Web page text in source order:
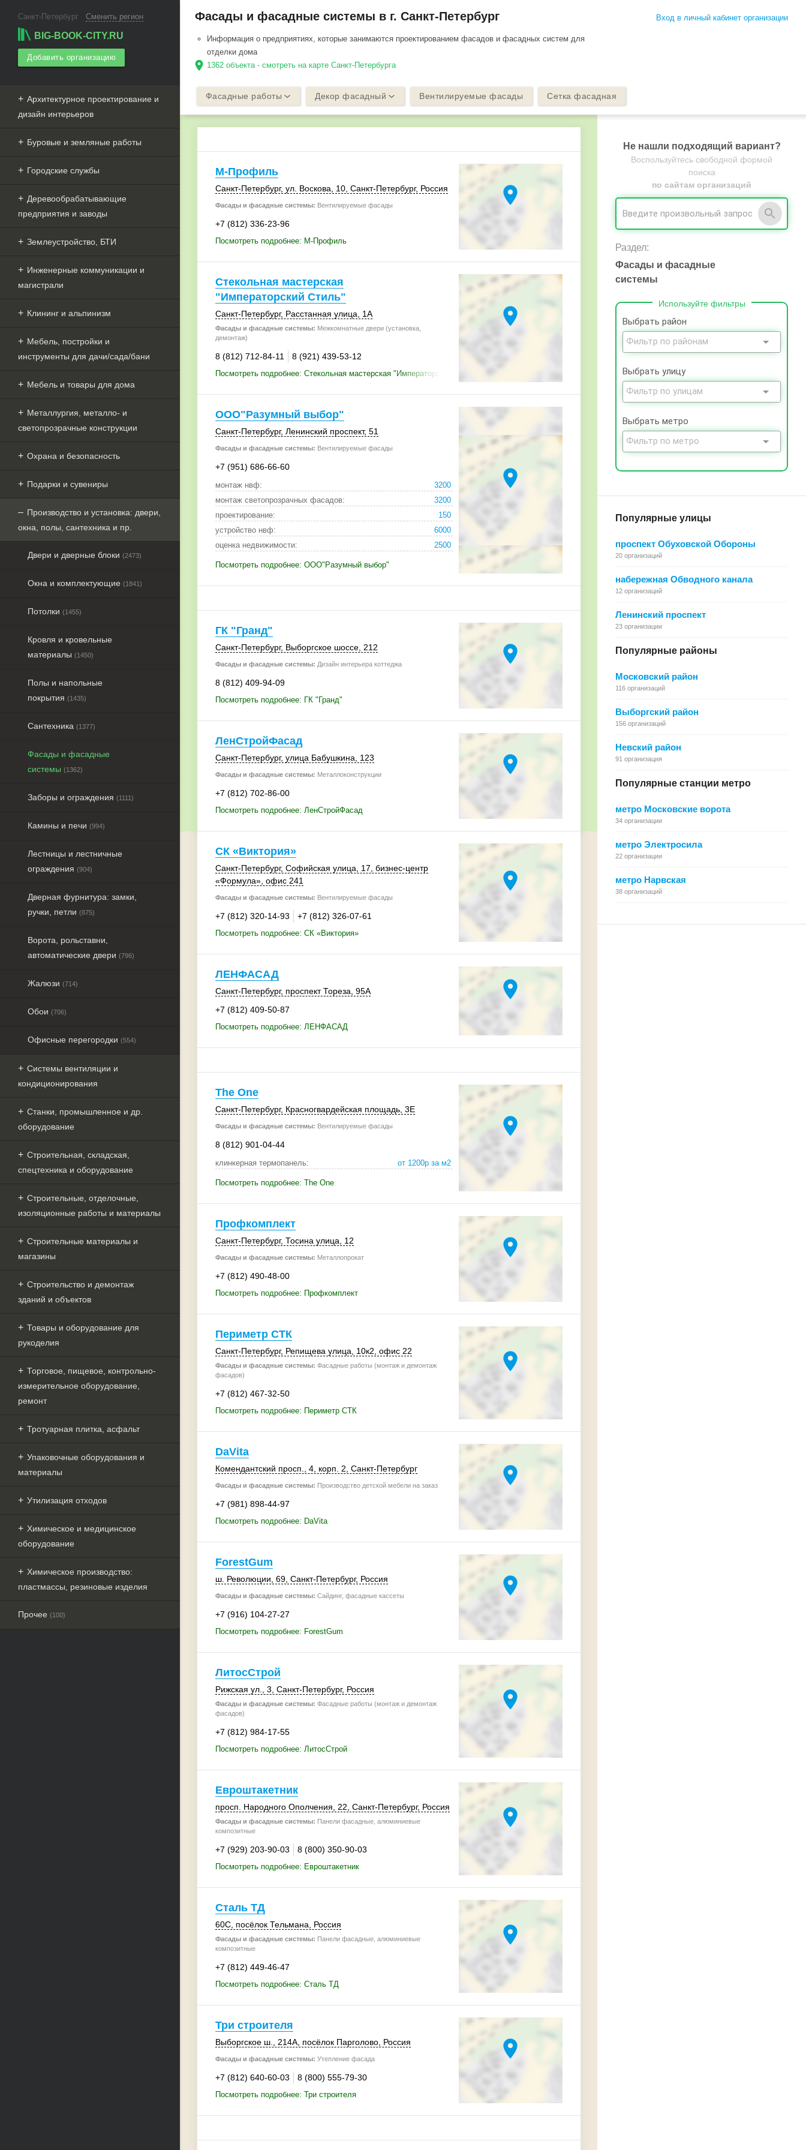
Санкт-Петербург Сменить регион
BIG-BOOK-CITY.RU
Добавить организацию
Архитектурное проектирование и
дизайн интерьеров
Буровые и земляные работы
Городские службы
Деревообрабатывающие
предприятия и заводы
Землеустройство, БТИ
Инженерные коммуникации и
магистрали
Клининг и альпинизм
Мебель, постройки и
инструменты для дачи/сада/бани
Мебель и товары для дома
Металлургия, металло- и
светопрозрачные конструкции
Охрана и безопасность
Подарки и сувениры
Производство и установка: двери,
окна, полы, сантехника и пр.
Двери и дверные блоки (2473)
Окна и комплектующие (1841)
Потолки (1455)
Кровля и кровельные
материалы (1450)
Полы и напольные
покрытия (1435)
Сантехника (1377)
Фасады и фасадные
системы (1362)
Заборы и ограждения (1111)
Камины и печи (994)
Лестницы и лестничные
ограждения (904)
Дверная фурнитура: замки,
ручки, петли (875)
Ворота, рольставни,
автоматические двери (796)
Жалюзи (714)
Обои (706)
Офисные перегородки (554)
Системы вентиляции и
кондиционирования
Станки, промышленное и др.
оборудование
Строительная, складская,
спецтехника и оборудование
Строительные, отделочные,
изоляционные работы и материалы
Строительные материалы и
магазины
Строительство и демонтаж
зданий и объектов
Товары и оборудование для
рукоделия
Торговое, пищевое, контрольно-
измерительное оборудование,
ремонт
Тротуарная плитка, асфальт
Упаковочные оборудования и
материалы
Утилизация отходов
Химическое и медицинское
оборудование
Химическое производство:
пластмассы, резиновые изделия
Прочее (100)
Фасады и фасадные системы в г. Санкт-Петербург
Информация о предприятиях, которые занимаются проектированием фасадов и фасадных систем для
отделки дома
location_on 1362 объекта - смотреть на карте Санкт-Петербурга
Вход в личный кабинет организации
Фасадные работы Декор фасадный Вентилируемые фасады Сетка фасадная
М-Профиль
Санкт-Петербург, ул. Воскова, 10, Санкт-Петербург, Россия
Фасады и фасадные системы: Вентилируемые фасады
+7 (812) 336-23-96
Посмотреть подробнее: М-Профиль
location_on
Стекольная мастерская
"Императорский Стиль"
Санкт-Петербург, Расстанная улица, 1А
Фасады и фасадные системы: Межкомнатные двери (установка,
демонтаж)
8 (812) 712-84-11 8 (921) 439-53-12
Посмотреть подробнее: Стекольная мастерская "Императорский Стиль"
location_on
ООО"Разумный выбор"
Санкт-Петербург, Ленинский проспект, 51
Фасады и фасадные системы: Вентилируемые фасады
+7 (951) 686-66-60
монтаж нвф:
3200
монтаж светопрозрачных фасадов:
3200
проектирование:
150
устройство нвф:
6000
оценка недвижимости:
2500
Посмотреть подробнее: ООО"Разумный выбор"
location_on
ГК "Гранд"
Санкт-Петербург, Выборгское шоссе, 212
Фасады и фасадные системы: Дизайн интерьера коттеджа
8 (812) 409-94-09
Посмотреть подробнее: ГК "Гранд"
location_on
ЛенСтройФасад
Санкт-Петербург, улица Бабушкина 123
Фасады и фасадные системы: Металлоконструкции
+7 (812) 702-86-00
Посмотреть подробнее: ЛенСтройФасад
location_on
СК «Виктория»
Санкт-Петербург, Софийская улица, 17 , бизнес-центр
«Формула», офис 241
Фасады и фасадные системы: Вентилируемые фасады
+7 (812) 320-14-93 +7 (812) 326-07-61
Посмотреть подробнее: СК «Виктория»
location_on
ЛЕНФАСАД
Санкт-Петербург, проспект Тореза 95А
+7 (812) 409-50-87
Посмотреть подробнее: ЛЕНФАСАД
location_on
The One
Санкт-Петербург, Красногвардейская площадь, 3Е
Фасады и фасадные системы: Вентилируемые фасады
8 (812) 901-04-44
клинкерная термопанель: от 1200р за м2
Посмотреть подробнее: The One
location_on
Профкомплект
Санкт-Петербург, Тосина улица, 12
Фасады и фасадные системы: Металлопрокат
+7 (812) 490-48-00
Посмотреть подробнее: Профкомплект
location_on
Периметр СТК
Санкт-Петербург, Репищева улица 10к2 офис 22
Фасады и фасадные системы: Фасадные работы (монтаж и демонтаж
фасадов)
+7 (812) 467-32-50
Посмотреть подробнее: Периметр СТК
location_on
DaVita
Комендантский просп., 4, корп. 2 Санкт-Петербург
Фасады и фасадные системы: Производство детской мебели на заказ
+7 (981) 898-44-97
Посмотреть подробнее: DaVita
location_on
ForestGum
ш. Революции, 69, Санкт-Петербург, Россия
Фасады и фасадные системы: Сайдинг, фасадные кассеты
+7 (916) 104-27-27
Посмотреть подробнее: ForestGum
location_on
ЛитосСтрой
Рижская ул., 3 Санкт-Петербург, Россия
Фасады и фасадные системы: Фасадные работы (монтаж и демонтаж
фасадов)
+7 (812) 984-17-55
Посмотреть подробнее: ЛитосСтрой
location_on
Евроштакетник
просп. Народного Ополчения, 22, Санкт-Петербург, Россия
Фасады и фасадные системы: Панели фасадные, алюминиевые
композитные
+7 (929) 203-90-03 8 (800) 350-90-03
Посмотреть подробнее: Евроштакетник
location_on
Сталь ТД
60С, посёлок Тельмана Россия
Фасады и фасадные системы: Панели фасадные, алюминиевые
композитные
+7 (812) 449-46-47
Посмотреть подробнее: Сталь ТД
location_on
Три строителя
Выборгское ш. 214А, посёлок Парголово, Россия
Фасады и фасадные системы: Утепление фасада
+7 (812) 640-60-03 8 (800) 555-79-30
Посмотреть подробнее: Три строителя
location_on
Не нашли подходящий вариант?
Воспользуйтесь свободной формой
поиска
по сайтам организаций
Раздел:
Фасады и фасадные
системы
Используйте фильтры
Выбрать район
Выбрать улицу
Выбрать метро
Популярные улицы
проспект Обуховской Обороны
20 организаций
набережная Обводного канала
12 организаций
Ленинский проспект
23 организации
Популярные районы
Московский район
116 организаций
Выборгский район
156 организаций
Невский район
91 организация
Популярные станции метро
метро Московские ворота
34 организации
метро Электросила
22 организации
метро Нарвская
38 организаций